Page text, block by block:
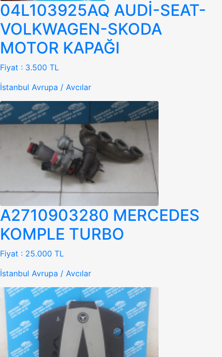
04L103925AQ AUDİ-SEAT-
VOLKWAGEN-SKODA
MOTOR KAPAĞI
Fiyat : 3.500 TL
İstanbul Avrupa / Avcılar
A2710903280 MERCEDES
KOMPLE TURBO
Fiyat : 25.000 TL
İstanbul Avrupa / Avcılar